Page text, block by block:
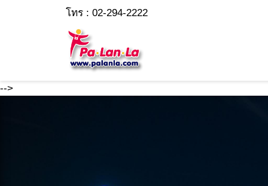
-->
โทร : 02-294-2222